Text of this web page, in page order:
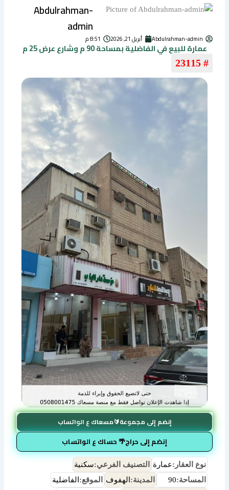
Abdulrahman-
admin
Abdulrahman-admin أبريل 21, 2026 8:51 م
عمارة للبيع في الفاضلية بمساحة 90 م وشارع عرض 25 م
# 23115
إنضم إلى مجموعة🔰مسعاك ع الواتساب
إنضم إلى حراج🌴 حساك ع الواتساب
نوع العقار:عمارة التصنيف الفرعي:سكنية
المساحة:90 المدينة: الهفوف الموقع: الفاضلية